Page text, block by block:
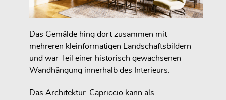
Das Gemälde hing dort zusammen mit
mehreren kleinformatigen Landschaftsbildern
und war Teil einer historisch gewachsenen
Wandhängung innerhalb des Interieurs.
Das Architektur-Capriccio kann als